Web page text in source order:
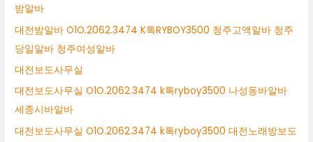
밤알바
대전밤알바 O1O.2062.3474 K톡RYBOY3500 청주고액알바 청주
당일알바 청주여성알바
대전보도사무실
대전보도사무실 O1O.2062.3474 k톡ryboy3500 나성동바알바
세종시바알바
대전보도사무실 O1O.2062.3474 k톡ryboy3500 대전노래방보도